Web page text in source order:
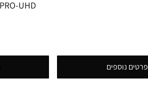
פרטים נוספים